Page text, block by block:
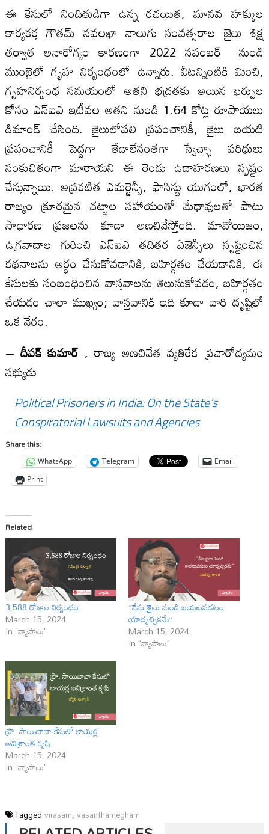
ఈ కేసులో నిందితుడిగా ఉన్న రచయిత, మానవ హక్కుల
కార్యకర్త గౌతమ్ నవలఖా నాలుగు సంవత్సరాల జైలు శిక్ష
తర్వాత అనారోగ్యం కారణంగా 2022 నవంబర్ నుండి
ముంబైలో గృహ నిర్బంధంలో ఉన్నారు. వీటన్నింటికి మించి,
గృహనిర్బంధ సమయంలో అతని భద్రతకు అయిన ఖర్చుల
కోసం ఎన్‌ఐఎ ఇటీవల అతని నుండి 1.64 కోట్ల రూపాయలు
డిమాండ్ చేసింది. జైలులోపలి ప్రపంచానికీ, జైలు బయటి
ప్రపంచానికీ పెద్దగా తేడాలేనంతగా స్వేచ్ఛా పరిధులు
సంకుచితంగా మారాయని ఈ రెండు ఉదాహరణలు స్పష్టం
చేస్తున్నాయి. అప్రకటిత ఎమర్జెన్సీ, ఫాసిస్టు యుగంలో, భారత
రాజ్యం క్రూరమైన చట్టాల సహాయంతో మేధావులతో పాటు
సాధారణ ప్రజలను కూడా అణచివేస్తోంది. మావోయిజం,
ఉగ్రవాదాల గురించి ఎన్‌ఐఎ తదితర ఏజెన్సీలు సృష్టించిన
కథనాలను అర్థం చేసుకోవడానికి, బహిర్గతం చేయడానికి, ఈ
కేసులకు సంబంధించిన వాస్తవాలను తెలుసుకోవడం, బహిర్గతం
చేయడం చాలా ముఖ్యం; వాస్తవానికి ఇది కూడా వారి దృష్టిలో
ఒక నేరం.
– దీపక్ కుమార్ , రాజ్య అణచివేత వ్యతిరేక ప్రచారోద్యమం
సభ్యుడు
Political Prisoners in India: On the State’s
Conspiratorial Lawsuits and Agencies
Share this:
WhatsApp Telegram
Email
Print
Related
3,588 రోజుల నిర్బంధం
March 15, 2024
In "వ్యాసాలు"
“నేను జైలు నుండి బయటపడటం
యాదృచ్ఛికమే”
March 15, 2024
In "వ్యాసాలు"
ప్రొ. సాయిబాబా కేసులో లాయర్ల
అవిశ్రాంత కృషి
March 15, 2024
In "వ్యాసాలు"
Taggedvirasam,vasanthamegham